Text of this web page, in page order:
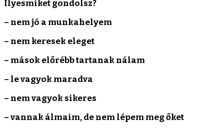
Ilyesmiket gondolsz?
– nem jó a munkahelyem
– nem keresek eleget
– mások előrébb tartanak nálam
– le vagyok maradva
– nem vagyok sikeres
– vannak álmaim, de nem lépem meg őket